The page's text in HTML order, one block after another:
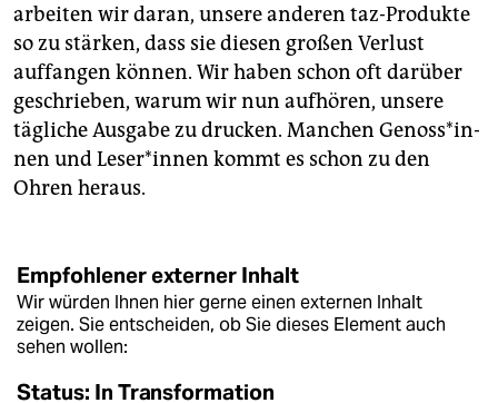
arbeiten wir daran, unsere anderen taz-Produkte
so zu stärken, dass sie diesen großen Verlust
auffangen können. Wir haben schon oft darüber
geschrieben, warum wir nun aufhören, unsere
tägliche Ausgabe zu drucken. Manchen Ge­nos­s*in­
nen und Le­se­r*in­nen kommt es schon zu den
Ohren heraus.
Empfohlener externer Inhalt
Wir würden Ihnen hier gerne einen externen Inhalt
zeigen. Sie entscheiden, ob Sie dieses Element auch
sehen wollen:
Status: In Transformation